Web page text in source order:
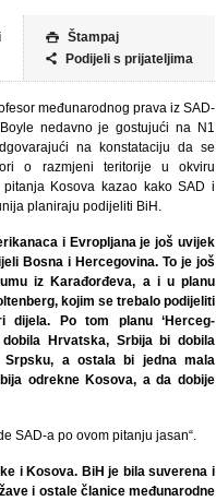
 Štampaj
 Podijeli s prijateljima
međunarodnog prava iz SAD-
nedavno je gostujući na N1
na konstataciju da se
o razmjeni teritorije u okviru
pitanja Kosova kazao kako SAD i
planiraju podijeliti BiH.
i Evropljana je još uvijek
Bosna i Hercegovina. To je još
iz Karađorđeva, a i u planu
kojim se trebalo podijeliti
dijela. Po tom planu ‘Herceg-
dobila Hrvatska, Srbija bi dobila
Srpsku, a ostala bi jedna mala
odrekne Kosova, a da dobije
SAD-a po ovom pitanju jasan“.
i Kosova. BiH je bila suverena i
i ostale članice međunarodne